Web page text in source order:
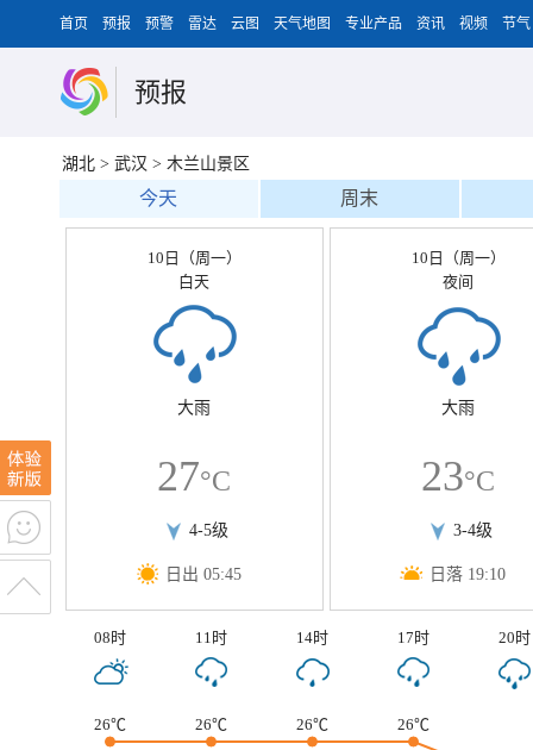
首页 预报 预警 雷达 云图 天气地图 专业产品 资讯 视频 节气
预报
湖北 > 武汉 > 木兰山景区
今天 周末
10日（周一）
白天
大雨
27°C
4-5级
日出 05:45
10日（周一）
夜间
大雨
23°C
3-4级
日落 19:10
08时 11时 14时 17时 20时
26℃ 26℃ 26℃ 26℃